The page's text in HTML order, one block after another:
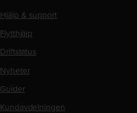
Hjälp & support
Flytthjälp
Driftstatus
Nyheter
Guider
Kundavdelningen